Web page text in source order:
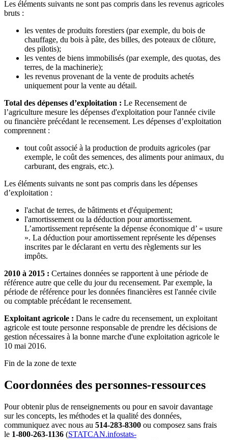
Les éléments suivants ne sont pas compris dans les revenus agricoles
bruts :
les ventes de produits forestiers (par exemple, du bois de
chauffage, du bois à pâte, des billes, des poteaux de clôture,
des pilotis);
les ventes de biens immobilisés (par exemple, des quotas, des
terres, de la machinerie);
les revenus provenant de la vente de produits achetés
uniquement pour la vente au détail.
Total des dépenses d’exploitation : Le Recensement de
l’agriculture mesure les dépenses d'exploitation pour l'année civile
ou financière précédant le recensement. Les dépenses d’exploitation
comprennent :
tout coût associé à la production de produits agricoles (par
exemple, le coût des semences, des aliments pour animaux, du
carburant, des engrais, etc.).
Les éléments suivants ne sont pas compris dans les dépenses
d’exploitation :
l'achat de terres, de bâtiments et d'équipement;
l'amortissement ou la déduction pour amortissement.
L’amortissement représente la dépense économique d’ « usure
». La déduction pour amortissement représente les dépenses
inscrites par le déclarant en vertu des règlements sur les
impôts.
2010 à 2015 : Certaines données se rapportent à une période de
référence autre que celle du jour du recensement. Par exemple, la
période de référence pour les données financières est l'année civile
ou comptable précédant le recensement.
Exploitant agricole : Dans le cadre du recensement, un exploitant
agricole est toute personne responsable de prendre les décisions de
gestion nécessaires à la bonne marche d'une exploitation agricole le
10 mai 2016.
Fin de la zone de texte
Coordonnées des personnes-ressources
Pour obtenir plus de renseignements ou pour en savoir davantage
sur les concepts, les méthodes et la qualité des données,
communiquez avec nous au 514-283-8300 ou composez sans frais
le 1-800-263-1136 (STATCAN.infostats-